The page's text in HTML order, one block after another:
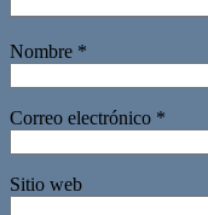
Nombre *
Correo electrónico *
Sitio web